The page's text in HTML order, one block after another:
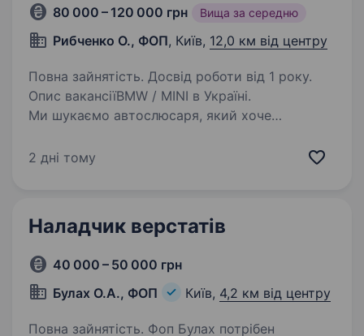
80 000 – 120 000 грн Вища за середню
Рибченко О., ФОП, Київ, 12,0 км від центру
Повна зайнятість. Досвід роботи від 1 року.
Опис вакансіїBMW / MINI в Україні.
Ми шукаємо автослюсаря, який хоче
стабільно заробляти та розвиватися разом із
2 дні тому
Наладчик верстатів
40 000 – 50 000 грн
Булах О.А., ФОП
Київ, 4,2 км від центру
Повна зайнятість. Фоп Булах потрібен